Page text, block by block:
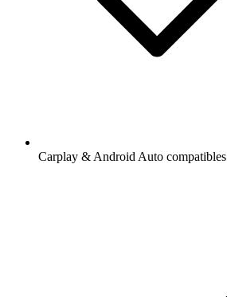
Carplay & Android Auto compatibles